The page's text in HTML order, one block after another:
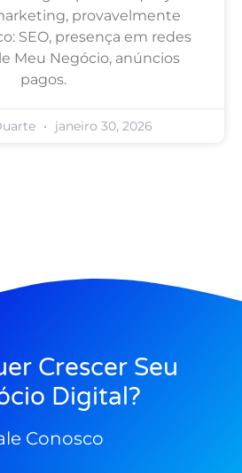
provavelmente
SEO, presença em redes
Meu Negócio, anúncios
pagos.
janeiro 30, 2026
Crescer Seu
Digital?
Conosco